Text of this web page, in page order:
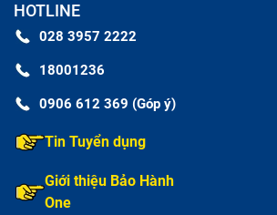
Thay màn hình nguyên bộ và thay
niệm dễ bị nhầm lẫn
HOTLINE
028 3957 2222
18001236
0906 612 369 (Góp ý)
Tin Tuyển dụng
Giới thiệu Bảo Hành
One